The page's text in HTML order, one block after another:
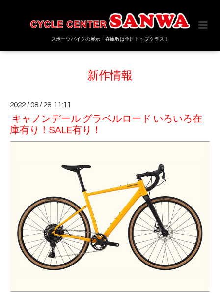
スポーツバイクの展示・在庫数は全国トップクラス！
新作情報
2022 /08 / 28 11:11
キャノンデール グラベルロード いろいろ在
庫有り！SALE有り！